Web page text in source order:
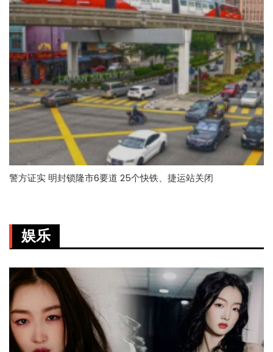
警方证实 明封锁隆市6要道 25个快铁、捷运站关闭
娱乐